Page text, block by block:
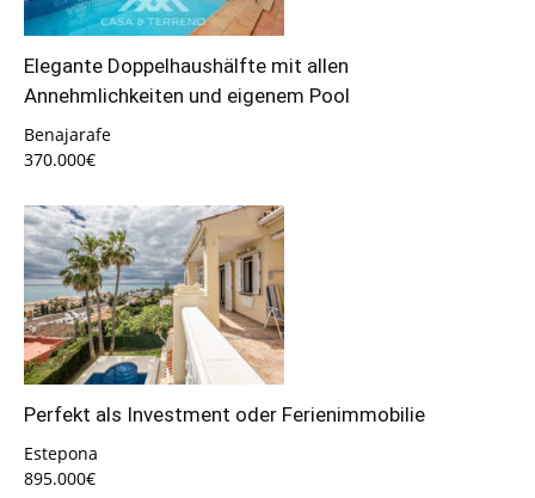
Elegante Doppelhaushälfte mit allen
Annehmlichkeiten und eigenem Pool
Benajarafe
370.000€
Perfekt als Investment oder Ferienimmobilie
Estepona
895.000€